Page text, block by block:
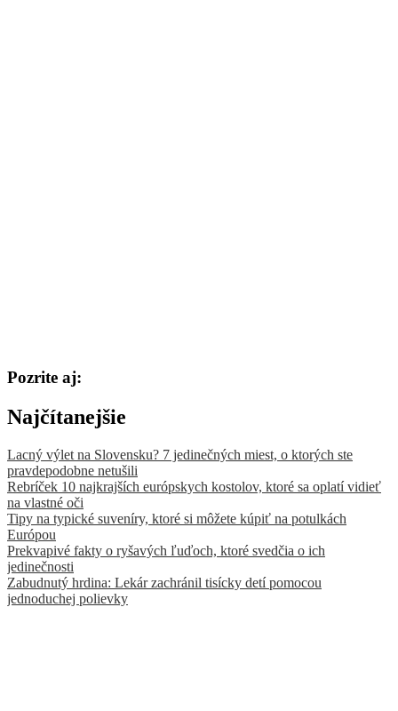
Pozrite aj:
Najčítanejšie
Lacný výlet na Slovensku? 7 jedinečných miest, o ktorých ste
pravdepodobne netušili
Rebríček 10 najkrajších európskych kostolov, ktoré sa oplatí vidieť
na vlastné oči
Tipy na typické suveníry, ktoré si môžete kúpiť na potulkách
Európou
Prekvapivé fakty o ryšavých ľuďoch, ktoré svedčia o ich
jedinečnosti
Zabudnutý hrdina: Lekár zachránil tisícky detí pomocou
jednoduchej polievky